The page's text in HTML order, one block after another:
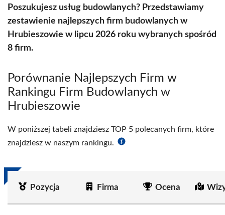
Poszukujesz usług budowlanych? Przedstawiamy
zestawienie najlepszych firm budowlanych w
Hrubieszowie w lipcu 2026 roku wybranych spośród
8 firm.
Porównanie Najlepszych Firm w
Rankingu Firm Budowlanych w
Hrubieszowie
W poniższej tabeli znajdziesz TOP 5 polecanych firm, które
znajdziesz w naszym rankingu.
Pozycja Firma Ocena